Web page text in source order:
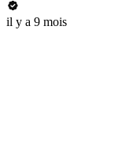
il y a 9 mois